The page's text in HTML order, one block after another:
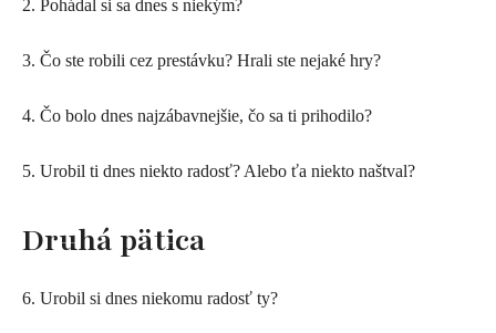
2. Pohádal si sa dnes s niekým?
3. Čo ste robili cez prestávku? Hrali ste nejaké hry?
4. Čo bolo dnes najzábavnejšie, čo sa ti prihodilo?
5. Urobil ti dnes niekto radosť? Alebo ťa niekto naštval?
Druhá pätica
6. Urobil si dnes niekomu radosť ty?